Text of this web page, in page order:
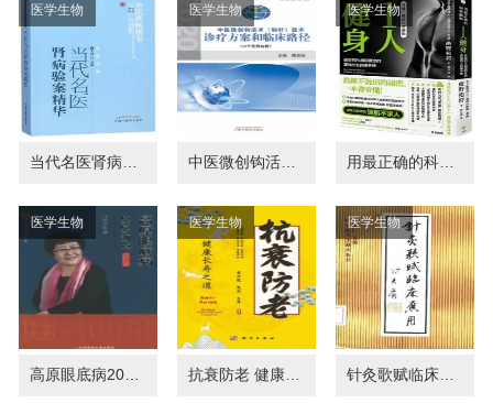
医学生物 医学生物
中医微创钩活术(钩针)技术诊疗方案和临床路径
医学生物
用最正确的科学观点1人健身
医学生物 医学生物
抗衰防老 健康长寿之道
医学生物
针灸歌赋临床应用